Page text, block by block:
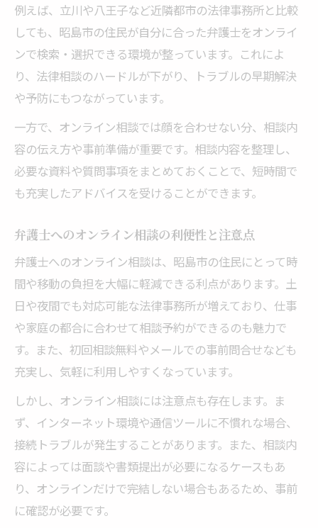
オンライン相談で知る法律職の仕事内容と
魅力
弁護士オンライン相談を活かした職種研究
の進め方
キルを知る
オンライン相談で法律系キャリアの幅を広
の選択肢
弁護士オンライン相談で実現する多様な働
き方
昭島市からオンラインで拓く柔軟な法律キ
ャリア
弁護士オンライン相談を活かしたワークラ
イフバランス実現
法律職の新しいキャリア形成をオンライン
で考える
オンライン相談が支える昭島市の女性法律
キャリア
オンライン相談が法律職転職に与える影響とは
弁護士オンライン相談が転職活動に役立つ
例えば、立川や八王子など近隣都市の法律事務所と比較
しても、昭島市の住民が自分に合った弁護士をオンライ
ンで検索・選択できる環境が整っています。これによ
り、法律相談のハードルが下がり、トラブルの早期解決
や予防にもつながっています。
一方で、オンライン相談では顔を合わせない分、相談内
容の伝え方や事前準備が重要です。相談内容を整理し、
必要な資料や質問事項をまとめておくことで、短時間で
も充実したアドバイスを受けることができます。
弁護士へのオンライン相談の利便性と注意点
弁護士へのオンライン相談は、昭島市の住民にとって時
間や移動の負担を大幅に軽減できる利点があります。土
日や夜間でも対応可能な法律事務所が増えており、仕事
や家庭の都合に合わせて相談予約ができるのも魅力で
す。また、初回相談無料やメールでの事前問合せなども
充実し、気軽に利用しやすくなっています。
しかし、オンライン相談には注意点も存在します。ま
ず、インターネット環境や通信ツールに不慣れな場合、
接続トラブルが発生することがあります。また、相談内
容によっては面談や書類提出が必要になるケースもあ
り、オンラインだけで完結しない場合もあるため、事前
に確認が必要です。